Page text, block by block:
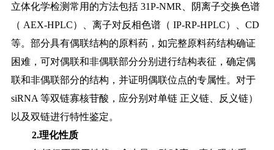
立体化学检测常用的方法包括 31P-NMR、阴离子交换色谱
（ AEX-HPLC）、离子对反相色谱（ IP-RP-HPLC）、CD
等。部分具有偶联结构的原料药，如完整原料药结构确证
困难，可对偶联和非偶联部分分别进行结构表征，确定偶
联和非偶联部分的结构，并证明偶联位点的专属性。对于
siRNA 等双链寡核苷酸，应分别对单链 正义链、反义链）
以及双链进行特性鉴定。
2.理化性质